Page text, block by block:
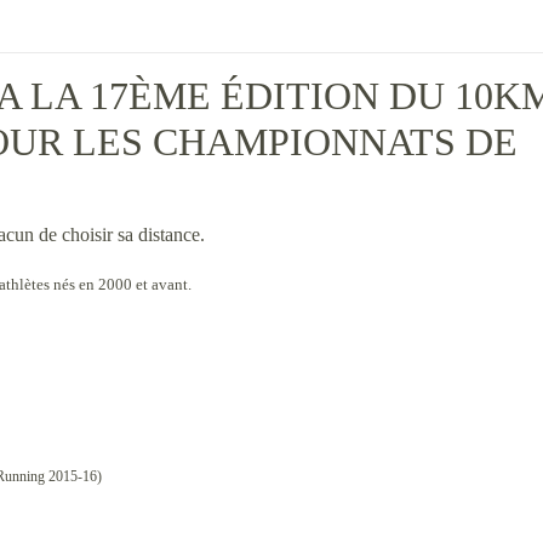
LA 17ÈME ÉDITION DU
LES CHAMPIONNATS DE
de choisir sa distance.
nés en 2000 et avant.
2015-16)